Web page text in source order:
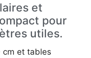
et
pour
utiles.
cm et tables